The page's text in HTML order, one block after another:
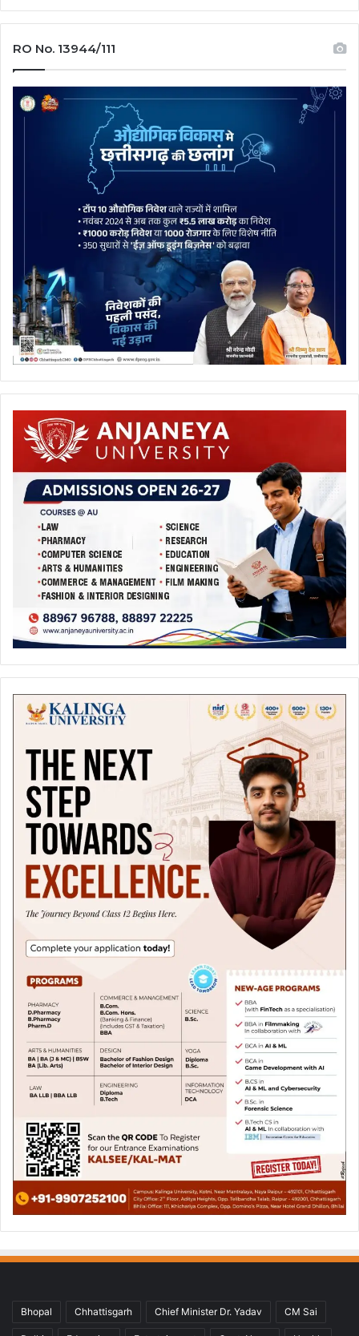
RO No. 13944/111
Bhopal Chhattisgarh Chief Minister Dr. Yadav CM Sai